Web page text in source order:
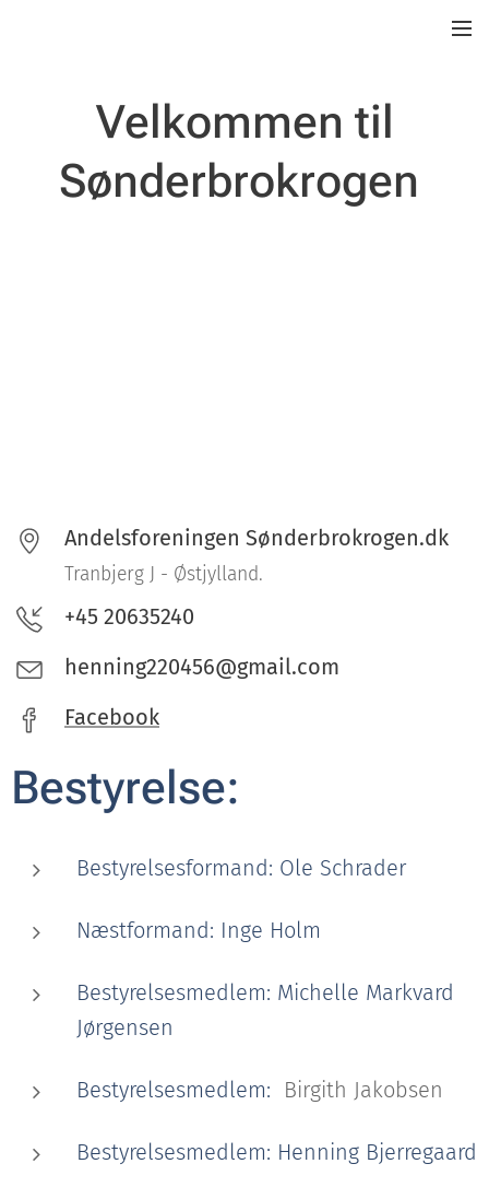
Velkommen til
Sønderbrokrogen
Andelsforeningen Sønderbrokrogen.dk
Tranbjerg J - Østjylland.
+45 20635240
henning220456@gmail.com
Facebook
Bestyrelse:
Bestyrelsesformand: Ole Schrader
Næstformand: Inge Holm
Bestyrelsesmedlem: Michelle Markvard
Jørgensen
Bestyrelsesmedlem: Birgith Jakobsen
Bestyrelsesmedlem: Henning Bjerregaard